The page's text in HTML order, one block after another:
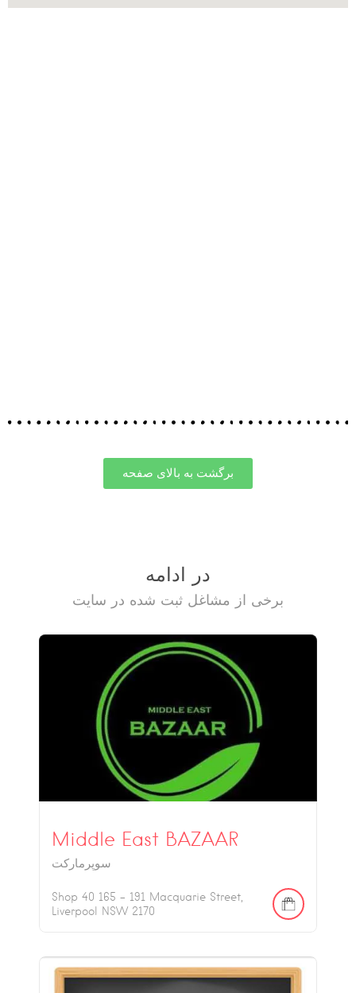
برگشت به بالای صفحه
در ادامه
برخی از مشاغل ثبت شده در سایت
Middle East BAZAAR
سوپرمارکت
Shop 40 165 - 191 Macquarie Street,
Liverpool NSW 2170